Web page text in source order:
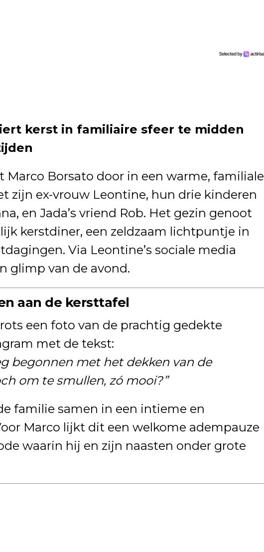
kerst in familiaire sfeer te midden
Marco Borsato door in een warme, familiale
zijn ex-vrouw Leontine, hun drie kinderen
en Jada’s vriend Rob. Het gezin genoot
kerstdiner, een zeldzaam lichtpuntje in
Via Leontine’s sociale media
glimp van de avond.
aan de kersttafel
een foto van de prachtig gedekte
met de tekst:
begonnen met het dekken van de
om te smullen, zó mooi?”
familie samen in een intieme en
Marco lijkt dit een welkome adempauze
waarin hij en zijn naasten onder grote